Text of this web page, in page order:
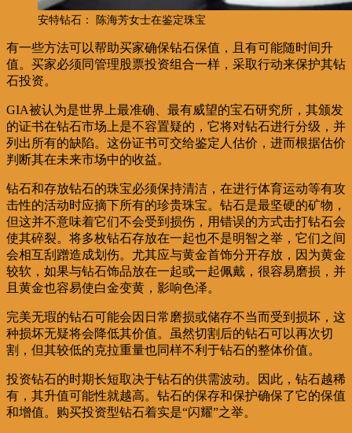
安特钻石： 陈海芳女士在鉴定珠宝
有一些方法可以帮助买家确保钻石保值，且有可能随时间升
值。买家必须同管理股票投资组合一样，采取行动来保护其钻
石投资。
GIA被认为是世界上最准确、最有威望的宝石研究所，其颁发
的证书在钻石市场上是不容置疑的，它将对钻石进行分级，并
列出所有的缺陷。这份证书可交给鉴定人估价，进而根据估价
判断其在未来市场中的收益。
钻石和存放钻石的珠宝必须保持清洁，在进行体育运动等有攻
击性的活动时应摘下所有的珍贵珠宝。钻石是最坚硬的矿物，
但这并不意味着它们不会受到损伤，用错误的方式击打钻石会
使其碎裂。将多枚钻石存放在一起也不是明智之举，它们之间
会相互刮蹭造成划伤。尤其应与黄金首饰分开存放，因为黄金
较软，如果与钻石饰品放在一起或一起佩戴，很容易磨损，并
且黄金也容易使白金变黄，影响色泽。
完美无瑕的钻石可能会因日常磨损或储存不当而受到损坏，这
种损坏无疑将会降低其价值。虽然切割后的钻石可以再次切
割，但其较低的克拉重量也同样不利于钻石的整体价值。
投资钻石的时期长短取决于钻石的供需波动。因此，钻石越稀
有，其升值可能性就越高。钻石的保存和保护确保了它的保值
和增值。购买投资型钻石着实是“闪耀”之举。